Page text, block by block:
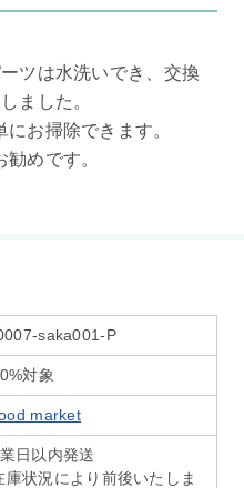
ツは水洗いでき、交換
ました。
お掃除できます。
めです。
saka001-P
対象
market
日以内発送
状況により前後いたしま